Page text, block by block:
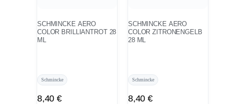
SCHMINCKE AERO
COLOR BRILLIANTROT 28
ML
Schmincke
8,40€
SCHMINCKE AERO
COLOR ZITRONENGELB
28 ML
Schmincke
8,40€